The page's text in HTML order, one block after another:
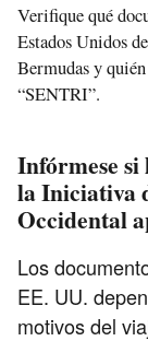
Verifique qué
Estados Unidos
Bermudas y
“SENTRI”.
Infórmese si
la Iniciativa
Occidental
Los
EE. UU.
motivos del